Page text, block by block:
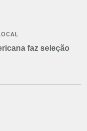
faz seleção